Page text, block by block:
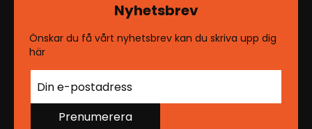
Nyhetsbrev
Önskar du få vårt nyhetsbrev kan du skriva upp dig
här
Prenumerera